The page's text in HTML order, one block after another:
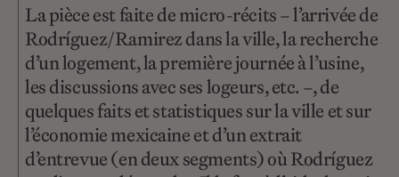
La pièce est faite de micro-récits – l’arrivée de
Rodríguez/Ramirez dans la ville, la recherche
d’un logement, la première journée à l’usine,
les discussions avec ses logeurs, etc. –, de
quelques faits et statistiques sur la ville et sur
l’économie mexicaine et d’un extrait
d’entrevue (en deux segments) où Rodríguez